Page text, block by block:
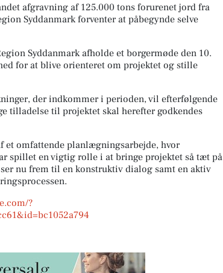
afgravning af 125.000 tons forurenet jord fra
Syddanmark forventer at påbegynde selve
Syddanmark afholde et borgermøde den 10.
for at blive orienteret om projektet og stille
der indkommer i perioden, vil efterfølgende
tilladelse til projektet skal herefter godkendes
et omfattende planlægningsarbejde, hvor
spillet en vigtig rolle i at bringe projektet så tæt på
nu frem til en konstruktiv dialog samt en aktiv
?